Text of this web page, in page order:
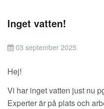
Inget vatten!
03 september 2025
Hej!
Vi har inget vatten just nu
Experter är på plats och